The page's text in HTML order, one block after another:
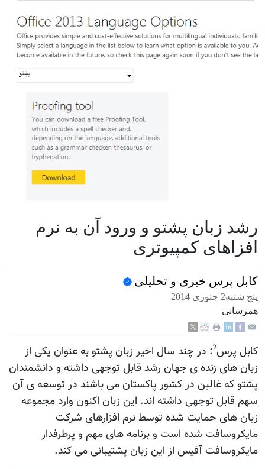
رشد زبان پشتو و ورود آن به نرم
افزاهای کمپیوتری
کابل پرس خبری و تحلیلی
پنج شنبه2 جنوری 2014
همرسانی
کابل پرس?: در چند سال اخیر زبان پشتو به عنوان یکی از
زبان های زنده ی جهان رشد قابل توجهی داشته و دانشمندان
پشتو که غالبن در کشور پاکستان می باشند در توسعه ی آن
سهم قابل توجهی داشته اند. این زبان اکنون وارد مجموعه
زبان های حمایت شده توسط نرم افزارهای شرکت
مایکروسافت شده است و برنامه های مهم و پرطرفدار
مایکروسافت آفیس از این زبان پشتیبانی می کند.